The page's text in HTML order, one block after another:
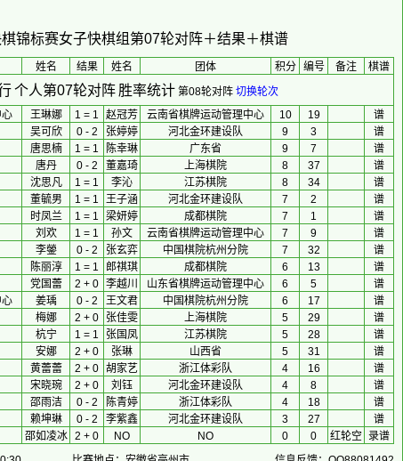
锦标赛女子快棋组第07轮对阵＋结果＋棋谱
姓名 结果 姓名 团体 积分 编号 备注
棋谱
个人第07轮对阵 胜率统计 第08轮对阵 切换轮次
王琳娜 1 = 1 赵冠芳 云南省棋牌运动管理中心 10 19
谱
吴可欣 0 - 2 张婷婷 河北金环建设队 9 3
谱
唐思楠 1 = 1 陈幸琳 广东省 9 7
谱
唐丹 0 - 2 董嘉琦 上海棋院 8 37
谱
沈思凡 1 = 1 李沁 江苏棋院 8 34
谱
董毓男 1 = 1 王子涵 河北金环建设队 7 2
谱
时凤兰 1 = 1 梁妍婷 成都棋院 7 1
谱
刘欢 1 = 1 孙文 云南省棋牌运动管理中心 7 9
谱
李鎣 0 - 2 张玄弈 中国棋院杭州分院 7 32
谱
陈丽淳 1 = 1 郎祺琪 成都棋院 6 13
谱
党国蕾 2 + 0 李越川 山东省棋牌运动管理中心 6 5
谱
姜瑀 0 - 2 王文君 中国棋院杭州分院 6 17
谱
梅娜 2 + 0 张佳雯 上海棋院 5 29
谱
杭宁 1 = 1 张国凤 江苏棋院 5 28
谱
安娜 2 + 0 张琳 山西省 5 31
谱
黄蕾蕾 2 + 0 胡家艺 浙江体彩队 4 16
谱
宋晓琬 2 + 0 刘钰 河北金环建设队 4 8
谱
邵雨洁 0 - 2 陈青婷 浙江体彩队 4 18
谱
赖坤琳 0 - 2 李紫鑫 河北金环建设队 3 27
谱
邵如凌冰 2 + 0 NO NO 0 0 红轮空 录谱